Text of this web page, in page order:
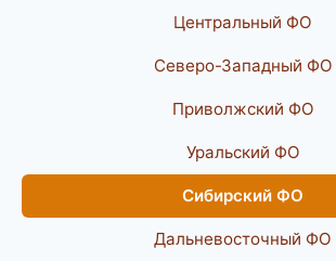
Центральный ФО
Северо-Западный ФО
Приволжский ФО
Уральский ФО
Сибирский ФО
Дальневосточный ФО